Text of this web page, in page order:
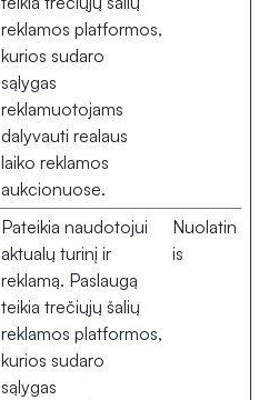
reklamos platformos,
kurios sudaro
sąlygas
reklamuotojams
dalyvauti realaus
laiko reklamos
aukcionuose.
Pateikia naudotojui
aktualų turinį ir
reklamą. Paslaugą
teikia trečiųjų šalių
reklamos platformos,
kurios sudaro
sąlygas
Nuolatin
is